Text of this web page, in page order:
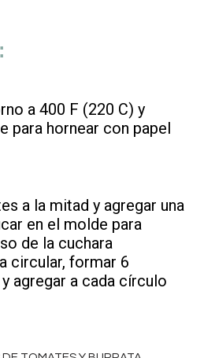
a 400 F (220 C) y
para hornear con papel
a la mitad y agregar una
en el molde para
de la cuchara
circular, formar 6
agregar a cada círculo